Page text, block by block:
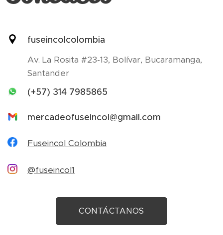
fuseincolcolombia
Av. La Rosita #23-13, Bolívar, Bucaramanga,
Santander
(+57) 314 7985865
mercadeofuseincol@gmail.com
Fuseincol Colombia
@fuseincol1
CONTÁCTANOS